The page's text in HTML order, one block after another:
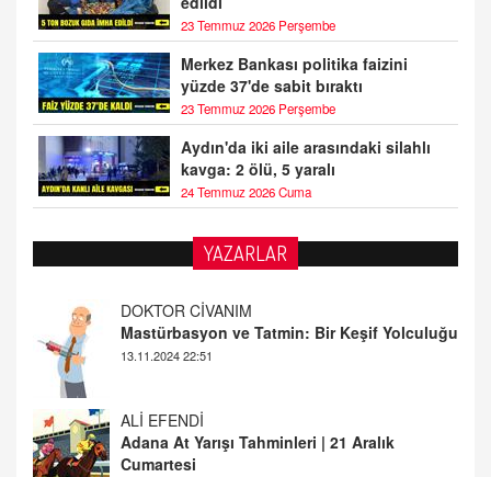
23 Temmuz 2026 Perşembe
Merkez Bankası politika faizini
yüzde 37'de sabit bıraktı
23 Temmuz 2026 Perşembe
Aydın'da iki aile arasındaki silahlı
kavga: 2 ölü, 5 yaralı
24 Temmuz 2026 Cuma
YAZARLAR
ALİ EFENDİ
Adana At Yarışı Tahminleri | 21 Aralık
Cumartesi
TUTKUNUN PERİSİ
Sağlıklı Bir Cinsel Yaşam ile İlgili Bilinmesi
Gerekenler